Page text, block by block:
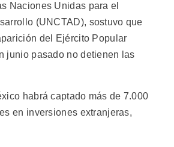
Naciones Unidas para el
(UNCTAD), sostuvo que
del Ejército Popular
junio pasado no detienen las
habrá captado más de 7.000
en inversiones extranjeras,